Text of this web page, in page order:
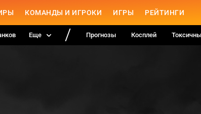
КОМАНДЫ И ИГРОКИ ИГРЫ РЕЙТИНГИ
Еще Прогнозы Косплей